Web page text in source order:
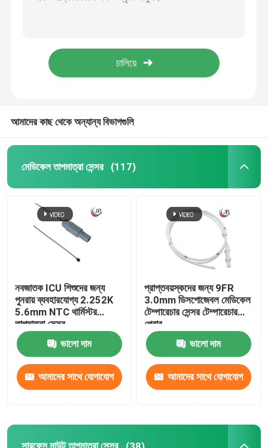
এনটিসি থার্মিস্টার প্রোব
পাতলা ফিল্ম থার্মিস্টর
গ্লাস বিড থার্মিস্টর
আরটিডি তাপমাত্রা সেন্সর
ডিজিটাল তাপমাত্রা সেন্সর
এনটিসি থার্মিস্টর
তারের জোতা
আমাদের কাছ থেকে অন্যান্য বিভাগগুলি
মেডিকেল তাপমাত্রা সেন্সর (117)
নবজাতক ICU শিশুদের জন্য
পুনরায় ব্যবহারযোগ্য 2.252K
5.6mm NTC থার্মিস্টর
তাপমাত্রা সেন্সর
ভালো দাম
আমাদের সাথে যোগাযোগ
প্রাপ্তবয়স্কদের জন্য 9FR
3.0mm ডিসপোজেবল মেডিকেল
টেম্পারেচার সেন্সর টেম্পারেচার
প্রোব
ভালো দাম
আমাদের সাথে যোগাযোগ